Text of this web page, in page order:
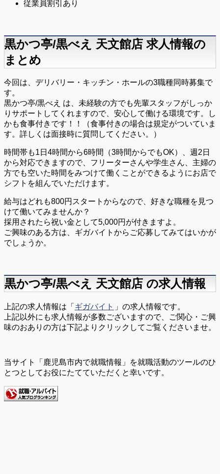
従業員割引あり
黒かつ亭/黒べえ 天文館店 求人情報の
まとめ
今回は、デリバリー・キッチン・ホールの3職種同時募集で
す。
黒かつ亭/黒べえ は、未経験の方でも先輩スタッフがしっか
りサポートしてくれますので、安心して働ける環境です。し
かも食事付きです！！（食事付きの場合は規定がついていま
す。詳しくは面接時に質問してください。）
時間帯も1日4時間から6時間（3時間からでもOK）、週2日
から対応できますので、フリーターさんや学生さん、主婦の
方でも空いた時間をみつけて働くことができるようにお店で
シフトを組んでいただけます。
給与はどれも800円スタートからなので、好きな職種を見つ
けて働いてみませんか？
採用されたら祝い金として5,000円が付きますよ。
ご興味のある方は、ギガバイトからご応募してみてはいかが
でしょうか。
黒かつ亭/黒べえ 天文館店 の求人情報
上記の求人情報は「 ギガバイト 」の求人情報です。
上記以外にも求人情報が多数ございますので、ご関心・ご興
味のおありの方は下記よりクリックしてご覧くださいませ。
当サイト「鹿児島市内で就職情報」を就職活動のツールのひ
とつとしてお役にたてていただくと幸いです。